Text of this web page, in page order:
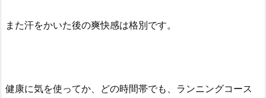
また汗をかいた後の爽快感は格別です。
健康に気を使ってか、どの時間帯でも、ランニングコース